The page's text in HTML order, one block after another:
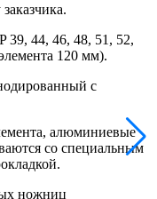
39, 44, 46, 48, 51, 52,
120 мм).
с
алюминиевые
со специальным
ножниц